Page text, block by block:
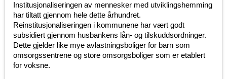
Institusjonaliseringen av mennesker med utviklingshemming
har tiltatt gjennom hele dette århundret.
Reinstitusjonaliseringen i kommunene har vært godt
subsidiert gjennom husbankens lån- og tilskuddsordninger.
Dette gjelder like mye avlastningsboliger for barn som
omsorgssentrene og store omsorgsboliger som er etablert
for voksne.